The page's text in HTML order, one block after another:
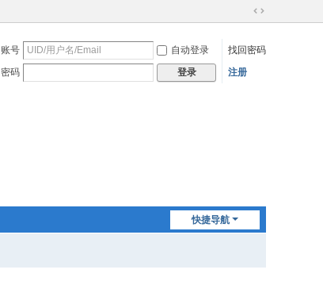
切
到
账号 自动登录
找回密码
密码
登录 注册
快捷导航